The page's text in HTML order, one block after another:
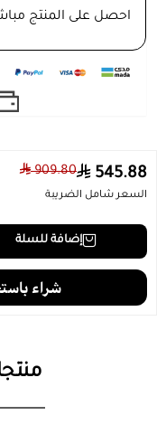
ثريا علاقي كلاسيك
مصنوعة من اجود انواع
التاكل والاهتراء اذا
نسعى دائما لتقديم
احصل على المنتج
545.88
909.80
السعر شامل الضريبة
إضافة للسلة